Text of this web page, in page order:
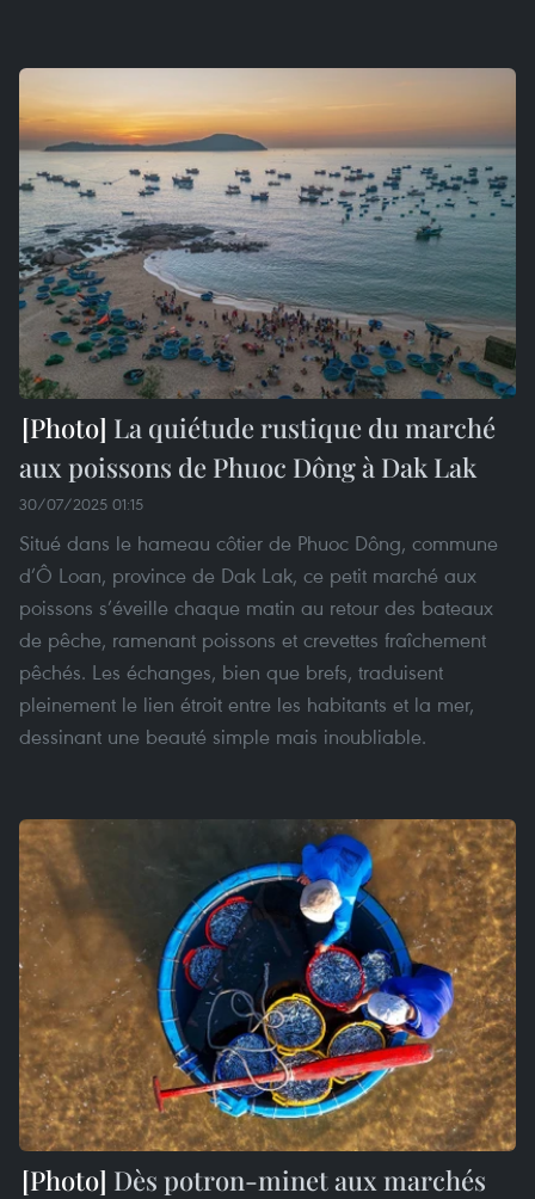
La quiétude rustique du marché
aux poissons de Phuoc Dông à Dak Lak
30/07/2025 01:15
Situé dans le hameau côtier de Phuoc Dông, commune
d’Ô Loan, province de Dak Lak, ce petit marché aux
poissons s’éveille chaque matin au retour des bateaux
de pêche, ramenant poissons et crevettes fraîchement
pêchés. Les échanges, bien que brefs, traduisent
pleinement le lien étroit entre les habitants et la mer,
dessinant une beauté simple mais inoubliable.
Dès potron-minet aux marchés